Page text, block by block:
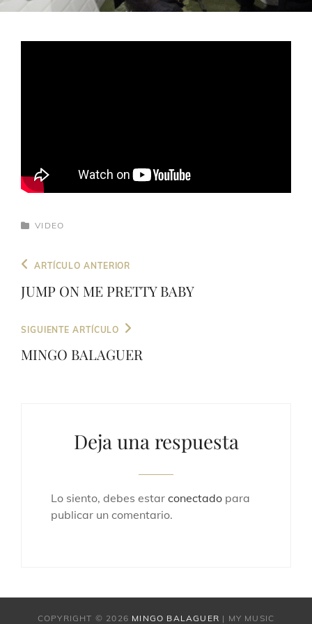
CATEGORÍAS
VIDEO
Navegación
de
entradas
Entrada
anterior
ARTÍCULO ANTERIOR
JUMP ON ME PRETTY BABY
Entrada
siguiente
SIGUIENTE ARTÍCULO
MINGO BALAGUER
Deja una respuesta
Lo siento, debes estar conectado para
publicar un comentario.
COPYRIGHT © 2026 MINGO BALAGUER | MY MUSIC